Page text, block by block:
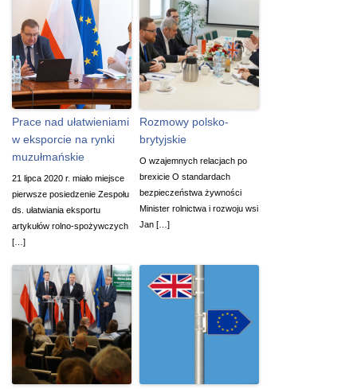
Prace nad ułatwieniami
w eksporcie na rynki
muzułmańskie
21 lipca 2020 r. miało miejsce
pierwsze posiedzenie Zespołu
ds. ułatwiania eksportu
artykułów rolno-spożywczych
[…]
Rozmowy polsko-
brytyjskie
O wzajemnych relacjach po
brexicie O standardach
bezpieczeństwa żywności
Minister rolnictwa i rozwoju wsi
Jan […]